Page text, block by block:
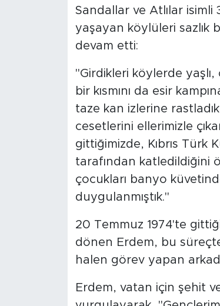
Sandallar ve Atlılar
yaşayan köylüleri
devam etti:
"Girdikleri köylerde
bir kısmını da esir
taze kan izlerine
cesetlerini ellerimizle
gittiğimizde, Kıbrıs Türk
tarafından katledildiğini
çocukları banyo
duygulanmıştık."
20 Temmuz 1974'te
dönen Erdem, bu
halen görev yapan
Erdem, vatan için şehit